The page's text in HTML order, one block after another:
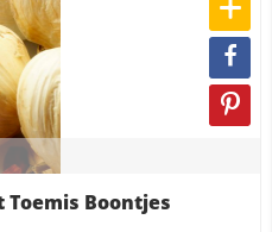
Toemis Boontjes